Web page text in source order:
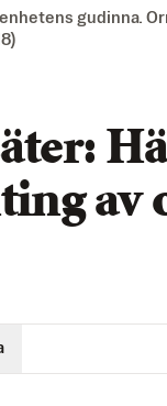
gudinna.
av